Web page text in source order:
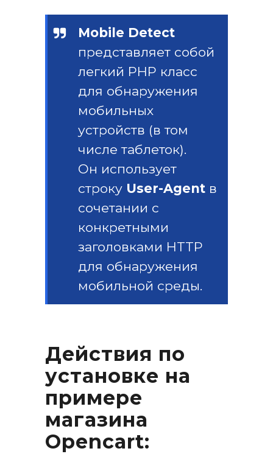
Mobile Detect
представляет собой
легкий PHP класс
для обнаружения
мобильных
устройств (в том
числе таблеток).
Он использует
строку User-Agent в
сочетании с
конкретными
заголовками HTTP
для обнаружения
мобильной среды.
Действия по
установке на
примере
магазина
Opencart: